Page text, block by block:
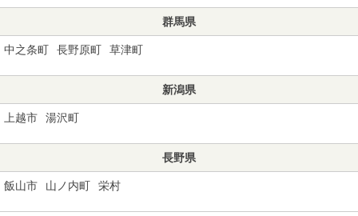
群馬県
中之条町 長野原町 草津町
新潟県
上越市 湯沢町
長野県
飯山市 山ノ内町 栄村